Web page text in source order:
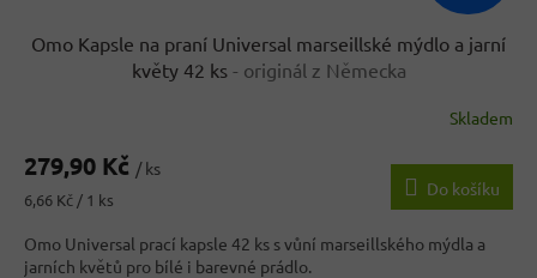
Omo Kapsle na praní Universal marseillské mýdlo a jarní
květy 42 ks - originál z Německa
Skladem
279,90 Kč / ks
Měrná
6,66 Kč / 1 ks
Do košíku
Omo Universal prací kapsle 42 ks s vůní marseillského mýdla a
jarních květů pro bílé i barevné prádlo.